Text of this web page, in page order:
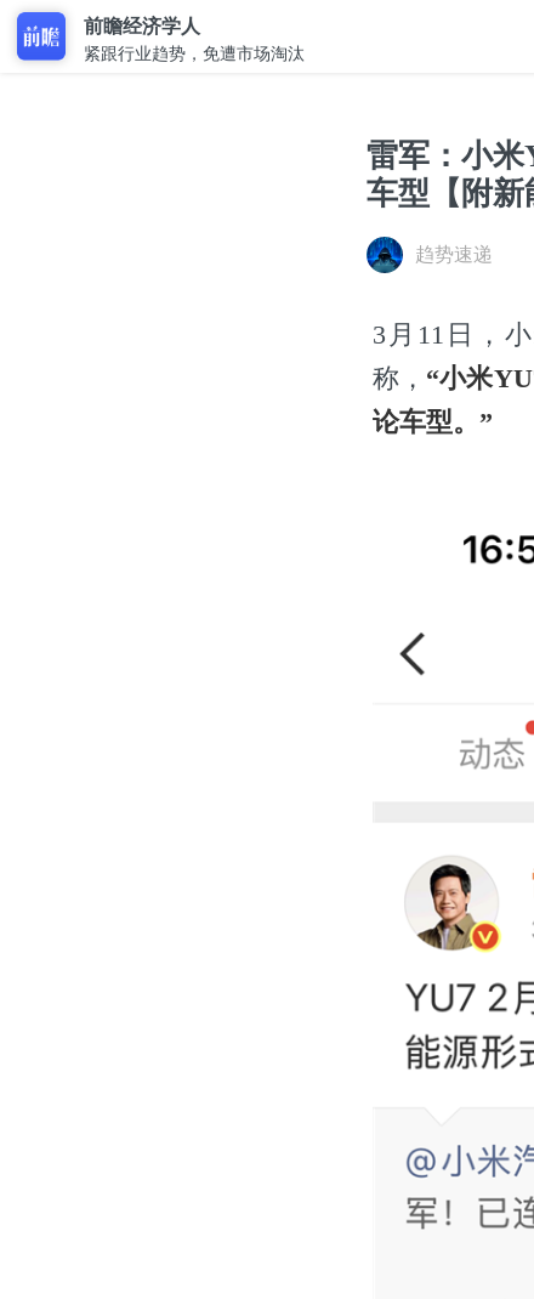
前瞻经济学人
紧跟行业趋势，免遭市场淘汰
雷军：小
车型【附新
趋势速递
3月11日，
称， “小米
论车型。”